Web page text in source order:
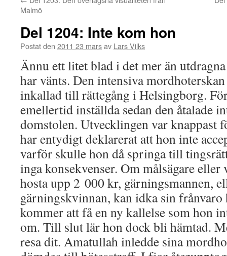
Malmö
Del 1204: Inte kom hon
Postat den 2011 23 marsav Lars Vilks
Ännu ett litet blad i det mer än
har vänts. Den intensiva
inkallad till rättegång i Helsingborg.
emellertid inställda sedan den åtalade
domstolen. Utvecklingen var knappast
har entydigt deklarerat att hon inte
varför skulle hon då springa till
inga konsekvenser. Om målsägare
hosta upp 2 000 kr, gärningsmannen,
gärningskvinnan, kan idka sin
kommer att få en ny kallelse som hon
om. Till slut lär hon dock bli hämtad.
resa dit. Amatullah inledde sina